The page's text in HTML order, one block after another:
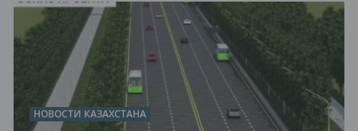
НОВОСТИ КАЗАХСТАНА